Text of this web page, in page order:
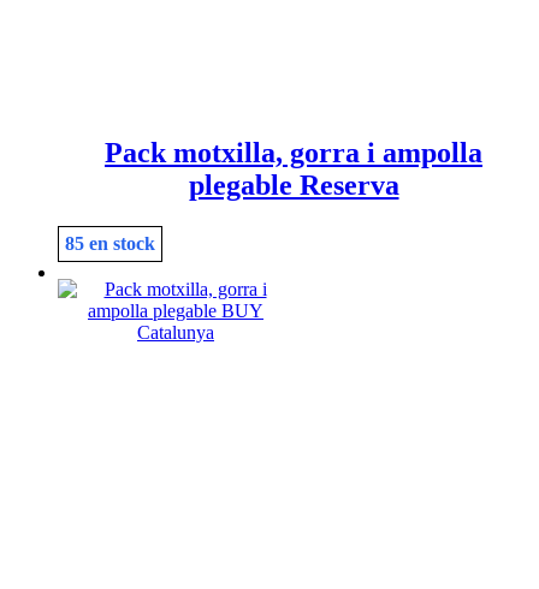
Pack motxilla, gorra i ampolla
plegable Reserva
85 en stock